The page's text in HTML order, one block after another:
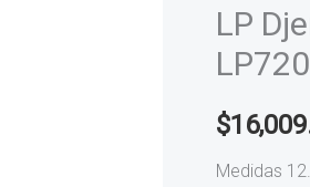
LP
$
Medidas